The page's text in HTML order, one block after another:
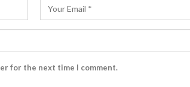
for the next time I comment.